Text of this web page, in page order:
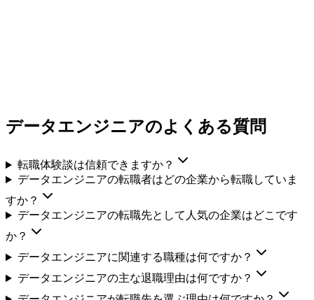
データエンジニアのよくある質問
転職体験談は信頼できますか？
データエンジニアの転職者はどの企業から転職していま
すか？
データエンジニアの転職先として人気の企業はどこです
か？
データエンジニアに関連する職種は何ですか？
データエンジニアの主な退職理由は何ですか？